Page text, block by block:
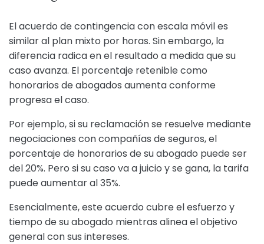
El acuerdo de contingencia con escala móvil es
similar al plan mixto por horas. Sin embargo, la
diferencia radica en el resultado a medida que su
caso avanza. El porcentaje retenible como
honorarios de abogados aumenta conforme
progresa el caso.
Por ejemplo, si su reclamación se resuelve mediante
negociaciones con compañías de seguros, el
porcentaje de honorarios de su abogado puede ser
del 20%. Pero si su caso va a juicio y se gana, la tarifa
puede aumentar al 35%.
Esencialmente, este acuerdo cubre el esfuerzo y
tiempo de su abogado mientras alinea el objetivo
general con sus intereses.